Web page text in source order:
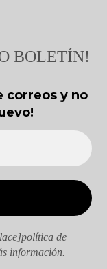
BOLETÍN!
correos y no
de
información.